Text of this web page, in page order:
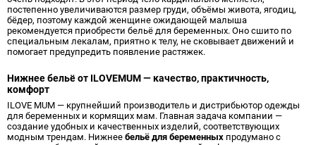
постепенно увеличиваются размер груди, объёмы живота, ягодиц,
бёдер, поэтому каждой женщине ожидающей малыша
рекомендуется приобрести бельё для беременных. Оно сшито по
специальным лекалам, приятно к телу, не сковывает движений и
помогает предупредить появление растяжек.
Нижнее бельё от ILOVEMUM — качество, практичность,
комфорт
ILOVE MUM — крупнейший производитель и дистрибьютор одежды
для беременных и кормящих мам. Главная задача компании —
создание удобных и качественных изделий, соответствующих
модным трендам. Нижнее бельё для беременных продумано с